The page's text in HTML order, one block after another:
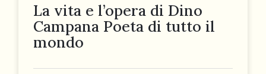
La vita e l’opera di Dino
Campana Poeta di tutto il
mondo